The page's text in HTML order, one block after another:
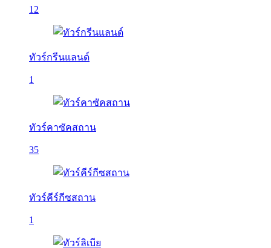
12
ทัวร์กรีนแลนด์
1
ทัวร์คาซัคสถาน
35
ทัวร์คีร์กีซสถาน
1